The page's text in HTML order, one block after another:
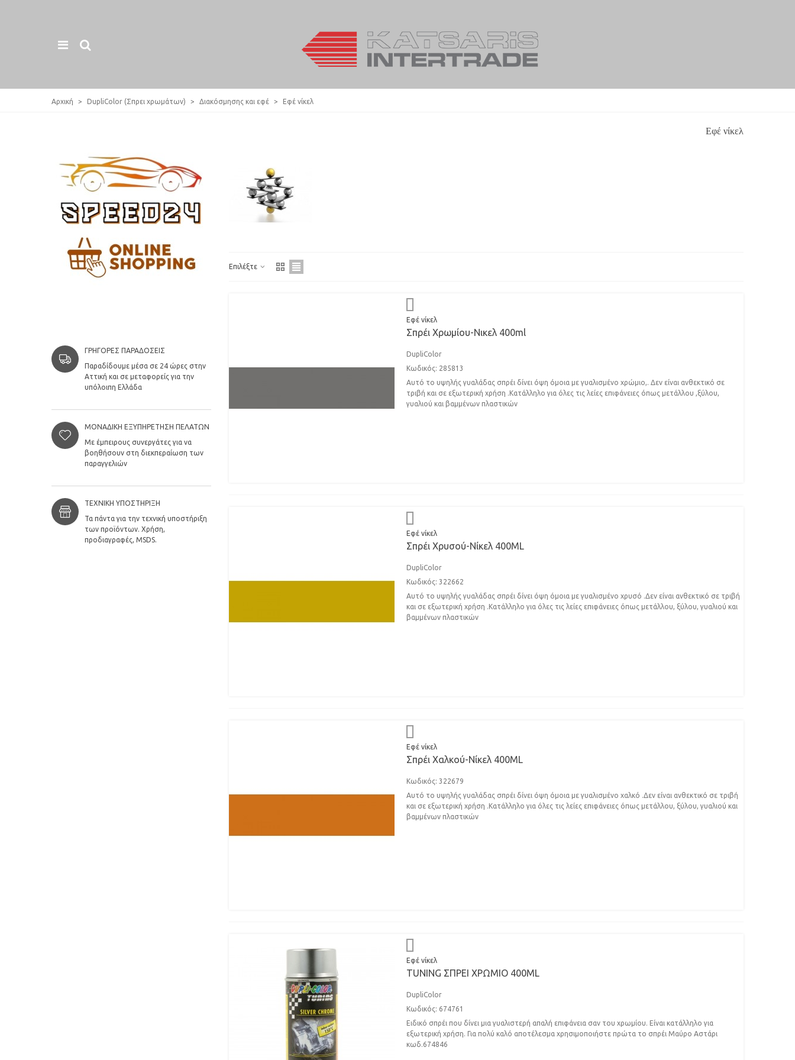
Αρχική > DupliColor (Σπρει χρωμάτων) > Διακόσμησης και εφέ > Εφέ νίκελ
ΓΡΉΓΟΡΕΣ ΠΑΡΑΔΌΣΕΙΣ
Παραδίδουμε μέσα σε 24 ώρες στην
Αττική και σε μεταφορείς για την
υπόλοιπη Ελλάδα
ΜΟΝΑΔΙΚΉ ΕΞΥΠΗΡΈΤΗΣΗ ΠΕΛΑΤΏΝ
Με έμπειρους συνεργάτες για να
βοηθήσουν στη διεκπεραίωση των
παραγγελιών
ΤΕΧΝΙΚΉ ΥΠΟΣΤΉΡΙΞΗ
Τα πάντα για την τεχνική υποστήριξη
των προϊόντων. Χρήση,
προδιαγραφές, MSDS.
Εφέ νίκελ
Επιλέξτε
Εφέ νίκελ
Σπρέι Xρωμίου-Nικελ 400ml
DupliColor
Κωδικός: 285813
Αυτό το υψηλής γυαλάδας σπρέι δίνει όψη όμοια με γυαλισμένο χρώμιο,. Δεν είναι ανθεκτικό σε
τριβή και σε εξωτερική χρήση .Κατάλληλο για όλες τις λείες επιφάνειες όπως μετάλλου ,ξύλου,
γυαλιού και βαμμένων πλαστικών
Εφέ νίκελ
Σπρέι Xρυσού-Nίκελ 400ML
DupliColor
Κωδικός: 322662
Αυτό το υψηλής γυαλάδας σπρέι δίνει όψη όμοια με γυαλισμένο χρυσό .Δεν είναι ανθεκτικό σε τριβή
και σε εξωτερική χρήση .Κατάλληλο για όλες τις λείες επιφάνειες όπως μετάλλου, ξύλου, γυαλιού και
βαμμένων πλαστικών
Εφέ νίκελ
Σπρέι Xαλκού-Νίκελ 400ML
Κωδικός: 322679
Αυτό το υψηλής γυαλάδας σπρέι δίνει όψη όμοια με γυαλισμένο χαλκό .Δεν είναι ανθεκτικό σε τριβή
και σε εξωτερική χρήση .Κατάλληλο για όλες τις λείες επιφάνειες όπως μετάλλου, ξύλου, γυαλιού και
βαμμένων πλαστικών
Εφέ νίκελ
TUNING ΣΠΡΕΙ ΧΡΩΜΙΟ 400ML
DupliColor
Κωδικός: 674761
Ειδικό σπρέι που δίνει μια γυαλιστερή απαλή επιφάνεια σαν του χρωμίου. Είναι κατάλληλο για
εξωτερική χρήση. Για πολύ καλό αποτέλεσμα χρησιμοποιήστε πρώτα το σπρέι Μαύρο Αστάρι
κωδ.674846